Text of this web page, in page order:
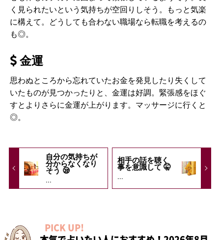
く見られたいという気持ちが空回りしそう。もっと気楽
に構えて。どうしても合わない職場なら転職を考えるの
も◎。
金運
思わぬところから忘れていたお金を発見したり失くして
いたものが見つかったりと、金運は好調。緊張感をほぐ
すとよりさらに金運が上がります。マッサージに行くと
◎。
自分の気持ちが
分からなくなり
そう 😪
...
相手の話を聴く
事を意識して 🤫
...
PICK UP!